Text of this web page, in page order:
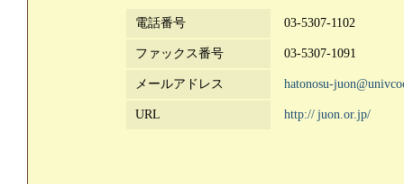
電話番号 03-5307-1102
ファックス番号 03-5307-1091
メールアドレス hatonosu-
URL http:// juon.or.jp/